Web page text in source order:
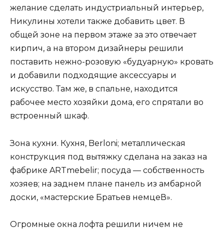
желание сделать индустриальный интерьер,
Н­икулины хотели также добавить цвет. В
общей зоне на первом этаже за это отвечает
кирпич, а на втором дизайнеры решили
поставить нежно-розовую «будуарную» кровать
и добавили подходящие аксессуары и
искусство. Там же, в спальне, находится
рабочее место хозяйки дома, его спрятали во
встроенный шкаф.
Зона кухни. Кухня, Berloni; металлическая
конструкция под вытяжку сделана на заказ на
фабрике ARTmebelir; посуда — собственность
хозяев; на заднем плане панель из амбарной
доски, «мастерские Братьев немцеВ».
Огромные окна лофта решили ничем не